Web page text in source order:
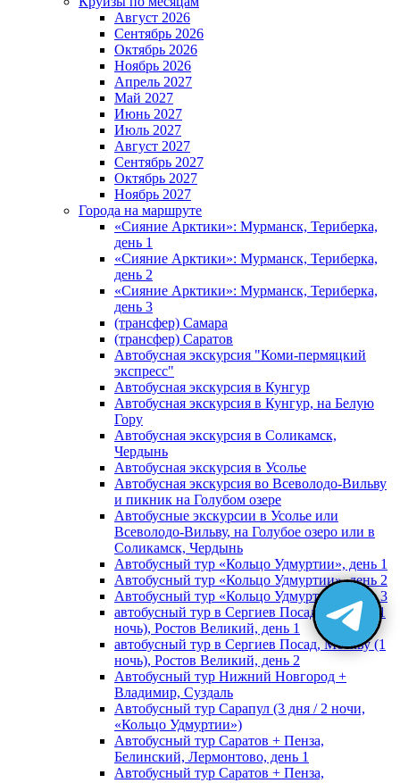
Август 2026
Сентябрь 2026
Октябрь 2026
Ноябрь 2026
Апрель 2027
Май 2027
Июнь 2027
Июль 2027
Август 2027
Сентябрь 2027
Октябрь 2027
Ноябрь 2027
Города на маршруте
«Сияние Арктики»: Мурманск, Териберка,
день 1
«Сияние Арктики»: Мурманск, Териберка,
день 2
«Сияние Арктики»: Мурманск, Териберка,
день 3
(трансфер) Самара
(трансфер) Саратов
Автобусная экскурсия "Коми-пермяцкий
экспресс"
Автобусная экскурсия в Кунгур
Автобусная экскурсия в Кунгур, на Белую
Гору
Автобусная экскурсия в Соликамск,
Чердынь
Автобусная экскурсия в Усолье
Автобусная экскурсия во Всеволодо-Вильву
и пикник на Голубом озере
Автобусные экскурсии в Усолье или
Всеволодо-Вильву, на Голубое озеро или в
Соликамск, Чердынь
Автобусный тур «Кольцо Удмуртии», день 1
Автобусный тур «Кольцо Удмуртии», день 2
Автобусный тур «Кольцо Удмуртии», день 3
автобусный тур в Сергиев Посад, Москву (1
ночь), Ростов Великий, день 1
автобусный тур в Сергиев Посад, Москву (1
ночь), Ростов Великий, день 2
Автобусный тур Нижний Новгород +
Владимир, Суздаль
Автобусный тур Сарапул (3 дня / 2 ночи,
«Кольцо Удмуртии»)
Автобусный тур Саратов + Пенза,
Белинский, Лермонтово, день 1
Автобусный тур Саратов + Пенза,